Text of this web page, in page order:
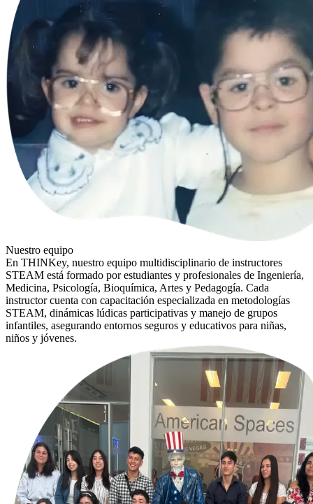
Nuestro equipo
En THINKey, nuestro equipo multidisciplinario de instructores
STEAM está formado por estudiantes y profesionales de Ingeniería,
Medicina, Psicología, Bioquímica, Artes y Pedagogía. Cada
instructor cuenta con capacitación especializada en metodologías
STEAM, dinámicas lúdicas participativas y manejo de grupos
infantiles, asegurando entornos seguros y educativos para niñas,
niños y jóvenes.